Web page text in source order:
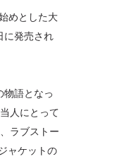
めとした大
に発売され
物語となっ
人にとって
ラブストー
ャケットの
ニュージーランドの新首相は元
DJ!?